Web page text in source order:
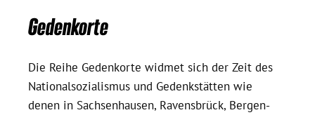
Gedenkorte
Die Reihe Gedenkorte widmet sich der Zeit des
Nationalsozialismus und Gedenkstätten wie
denen in Sachsenhausen, Ravensbrück, Bergen-